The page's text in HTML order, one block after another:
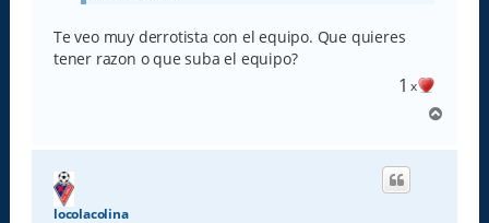
Te veo muy derrotista con el equipo. Que quieres
tener razon o que suba el equipo?
1 x
r
locolacolina